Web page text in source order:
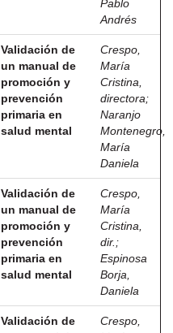
Pablo
Andrés
Validación de
un manual de
promoción y
prevención
primaria en
salud mental
Crespo,
María
Cristina,
directora;
Naranjo
Montenegro,
María
Daniela
Validación de
un manual de
promoción y
prevención
primaria en
salud mental
Crespo,
María
Cristina,
dir. ;
Espinosa
Borja,
Daniela
Validación de
Crespo,